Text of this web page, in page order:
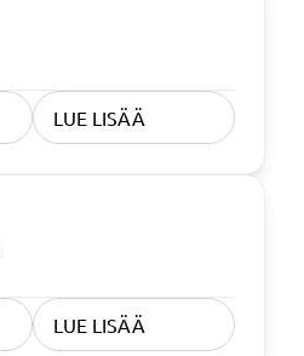
LUE LISÄÄ
LUE LISÄÄ